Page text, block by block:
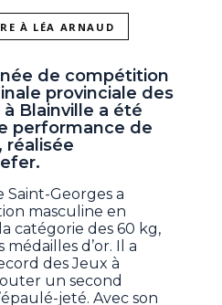
À LÉA ARNAUD
de compétition
provinciale des
Blainville a été
performance de
réalisée
Georges a
masculine en
catégorie des 60 kg,
d’or. Il a
des Jeux à
un second
jeté. Avec son